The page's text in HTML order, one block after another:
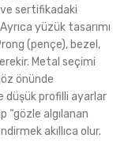
ve sertifikadaki
yüzük tasarımı
(pençe), bezel,
Metal seçimi
önünde
düşük profilli ayarlar
“gözle algılanan
akıllıca olur.